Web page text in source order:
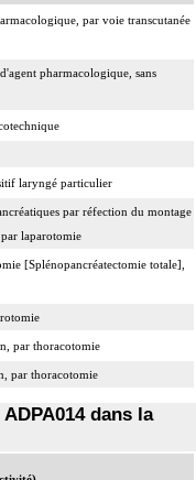
par voie transcutanée
pharmacologique, sans
laryngé particulier
par réfection du montage
laparotomie
[Splénopancréatectomie totale],
par thoracotomie
par thoracotomie
dans la